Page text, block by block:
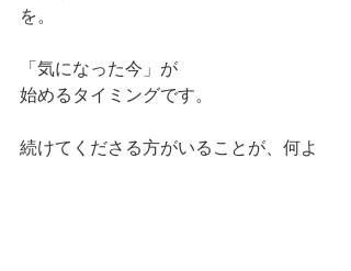
を。
「気になった今」が
始めるタイミングです。
続けてくださる方がいることが、何よ